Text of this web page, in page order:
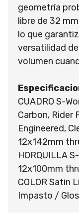
geometría
libre de 32
lo que
versatilidad
volumen
CUADRO S-
Carbon, Rider
Engineered,
12x142mm
HORQUILLA
12x100mm
COLOR Satin
Impasto /